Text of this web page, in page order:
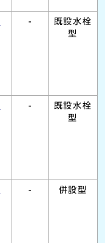
-
既設水栓
型
-
既設水栓
型
- 併設型